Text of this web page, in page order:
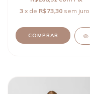
3 x de R$73,30 sem
COMPRAR